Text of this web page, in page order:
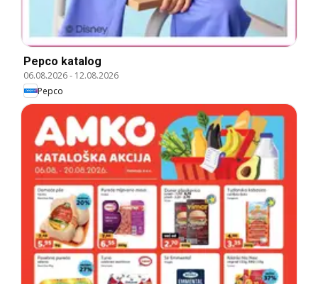
Pepco katalog
06.08.2026- 12.08.2026
Pepco